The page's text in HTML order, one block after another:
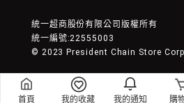
首頁 我的收藏 我的通知 購
統一超商股份有限公司版權所有
統一編號:22555003
© 2023 President Chain Store